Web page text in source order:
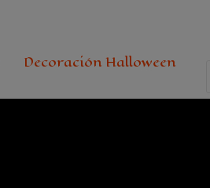
Decoración Halloween